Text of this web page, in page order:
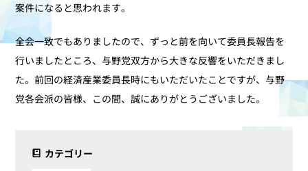
案件になると思われます。
全会一致でもありましたので、ずっと前を向いて委員長報告を
行いましたところ、与野党双方から大きな反響をいただきまし
た。前回の経済産業委員長時にもいただいたことですが、与野
党各会派の皆様、この間、誠にありがとうございました。
カテゴリー